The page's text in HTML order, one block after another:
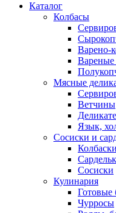
Каталог
Колбасы
Варено-
Вареные
Мясные
Ветчины
Язык,
Сосиски и
Сосиски
Кулинария
Готовые
Чурросы